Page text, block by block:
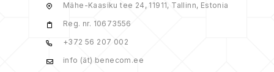
Mähe-Kaasiku tee 24, 11911, Tallinn, Estonia
Reg. nr. 10673556
+372 56 207 002
info (ät) benecom.ee